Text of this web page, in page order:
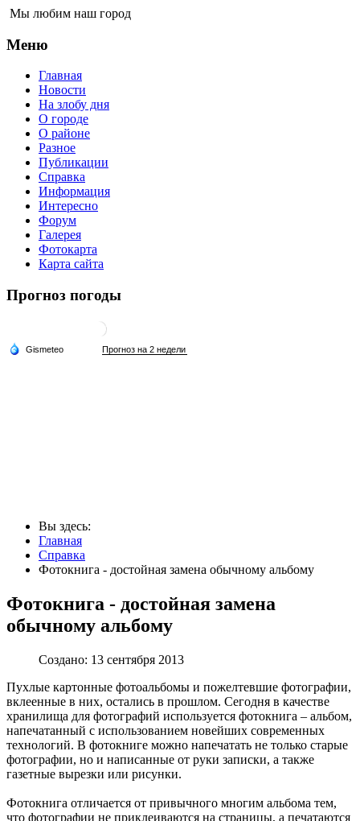
Мы любим наш город
Меню
Главная
Новости
На злобу дня
О городе
О районе
Разное
Публикации
Справка
Информация
Интересно
Форум
Галерея
Фотокарта
Карта сайта
Прогноз погоды
Вы здесь:
Главная
Справка
Фотокнига - достойная замена обычному альбому
Фотокнига - достойная замена
обычному альбому
Создано: 13 сентября 2013
Пухлые картонные фотоальбомы и пожелтевшие фотографии,
вклеенные в них, остались в прошлом. Сегодня в качестве
хранилища для фотографий используется фотокнига – альбом,
напечатанный с использованием новейших современных
технологий. В фотокниге можно напечатать не только старые
фотографии, но и написанные от руки записки, а также
газетные вырезки или рисунки.
Фотокнига отличается от привычного многим альбома тем,
что фотографии не приклеиваются на страницы, а печатаются